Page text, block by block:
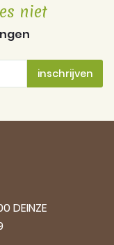
niet
DEINZE